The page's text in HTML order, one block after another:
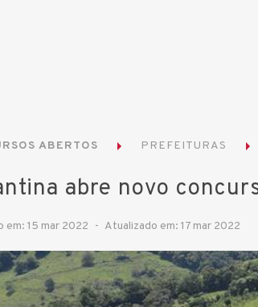
ABERTOS PREFEITURAS
abre novo
em: 15 mar 2022 Atualizado em: 17 mar 2022